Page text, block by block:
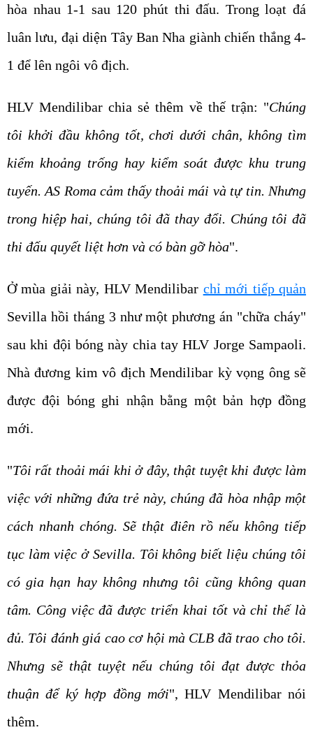
hòa nhau 1-1 sau 120 phút thi đấu. Trong loạt đá
luân lưu, đại diện Tây Ban Nha giành chiến thắng 4-
1 để lên ngôi vô địch.
HLV Mendilibar chia sẻ thêm về thế trận: "Chúng
tôi khởi đầu không tốt, chơi dưới chân, không tìm
kiếm khoảng trống hay kiểm soát được khu trung
tuyến. AS Roma cảm thấy thoải mái và tự tin. Nhưng
trong hiệp hai, chúng tôi đã thay đổi. Chúng tôi đã
thi đấu quyết liệt hơn và có bàn gỡ hòa".
Ở mùa giải này, HLV Mendilibar chỉ mới tiếp quản
Sevilla hồi tháng 3 như một phương án "chữa cháy"
sau khi đội bóng này chia tay HLV Jorge Sampaoli.
Nhà đương kim vô địch Mendilibar kỳ vọng ông sẽ
được đội bóng ghi nhận bằng một bản hợp đồng
mới.
"Tôi rất thoải mái khi ở đây, thật tuyệt khi được làm
việc với những đứa trẻ này, chúng đã hòa nhập một
cách nhanh chóng. Sẽ thật điên rồ nếu không tiếp
tục làm việc ở Sevilla. Tôi không biết liệu chúng tôi
có gia hạn hay không nhưng tôi cũng không quan
tâm. Công việc đã được triển khai tốt và chỉ thế là
đủ. Tôi đánh giá cao cơ hội mà CLB đã trao cho tôi.
Nhưng sẽ thật tuyệt nếu chúng tôi đạt được thỏa
thuận để ký hợp đồng mới", HLV Mendilibar nói
thêm.